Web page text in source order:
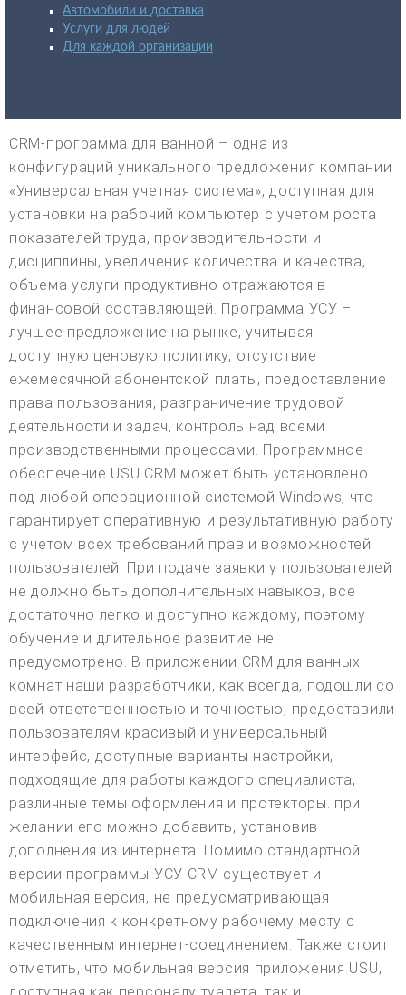
Автомобили и доставка
Услуги для людей
Для каждой организации
CRM-программа для ванной – одна из
конфигураций уникального предложения компании
«Универсальная учетная система», доступная для
установки на рабочий компьютер с учетом роста
показателей труда, производительности и
дисциплины, увеличения количества и качества,
объема услуги продуктивно отражаются в
финансовой составляющей. Программа УСУ –
лучшее предложение на рынке, учитывая
доступную ценовую политику, отсутствие
ежемесячной абонентской платы, предоставление
права пользования, разграничение трудовой
деятельности и задач, контроль над всеми
производственными процессами. Программное
обеспечение USU CRM может быть установлено
под любой операционной системой Windows, что
гарантирует оперативную и результативную работу
с учетом всех требований прав и возможностей
пользователей. При подаче заявки у пользователей
не должно быть дополнительных навыков, все
достаточно легко и доступно каждому, поэтому
обучение и длительное развитие не
предусмотрено. В приложении CRM для ванных
комнат наши разработчики, как всегда, подошли со
всей ответственностью и точностью, предоставили
пользователям красивый и универсальный
интерфейс, доступные варианты настройки,
подходящие для работы каждого специалиста,
различные темы оформления и протекторы. при
желании его можно добавить, установив
дополнения из интернета. Помимо стандартной
версии программы УСУ CRM существует и
мобильная версия, не предусматривающая
подключения к конкретному рабочему месту с
качественным интернет-соединением. Также стоит
отметить, что мобильная версия приложения USU,